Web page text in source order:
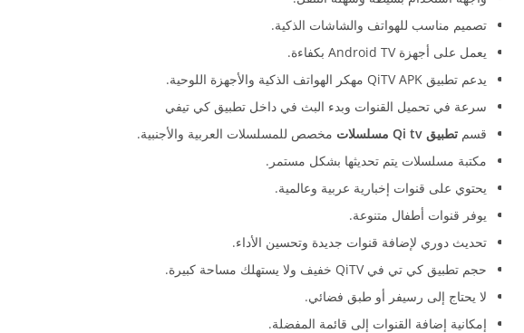
تصميم مناسب للهواتف والشاشات الذكية.
يعمل على أجهزة Android TV بكفاءة.
يدعم تطبيق QiTV APK مهكر الهواتف الذكية والأجهزة اللوحية.
سرعة في تحميل القنوات وبدء البث في داخل تطبيق كي تيفي
قسم تطبيق Qi tv مسلسلات
مخصص للمسلسلات العربية والأجنبية.
مكتبة مسلسلات يتم تحديثها بشكل مستمر.
يحتوي على قنوات إخبارية عربية وعالمية.
يوفر قنوات أطفال متنوعة.
تحديث دوري لإضافة قنوات جديدة وتحسين الأداء.
حجم تطبيق كي تي في QiTV خفيف ولا يستهلك مساحة كبيرة.
لا يحتاج إلى رسيفر أو طبق فضائي.
إمكانية إضافة القنوات إلى قائمة المفضلة.